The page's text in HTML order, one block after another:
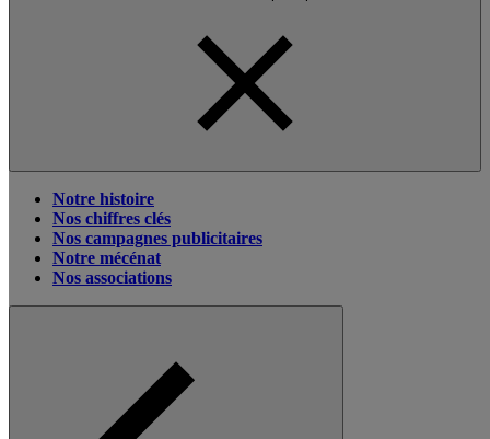
Notre histoire
Nos chiffres clés
Nos campagnes publicitaires
Notre mécénat
Nos associations